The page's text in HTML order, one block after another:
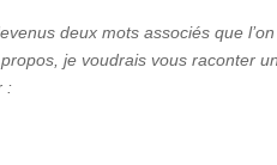
deux mots associés que
je voudrais vous raconter
: